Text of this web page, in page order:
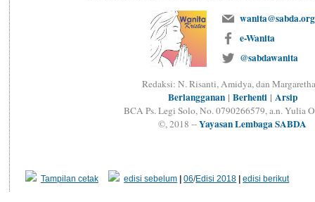
wanita@sabda.org
e-Wanita
@sabdawanita
Redaksi: N. Risanti, Amidya, dan
Berlangganan| Berhenti| Arsip
BCA Ps. Legi Solo, No. 0790266579, a.n. Yulia
©, 2018 --Yayasan Lembaga SABDA
Tampilan cetak edisi sebelum |06/Edisi 2018 |edisi berikut